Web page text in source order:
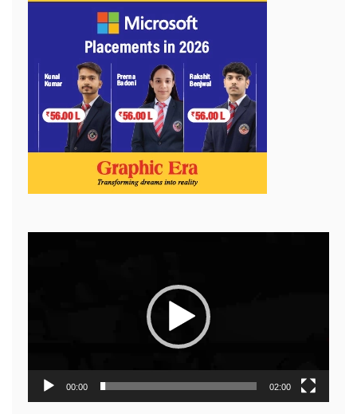
00:00 02:00